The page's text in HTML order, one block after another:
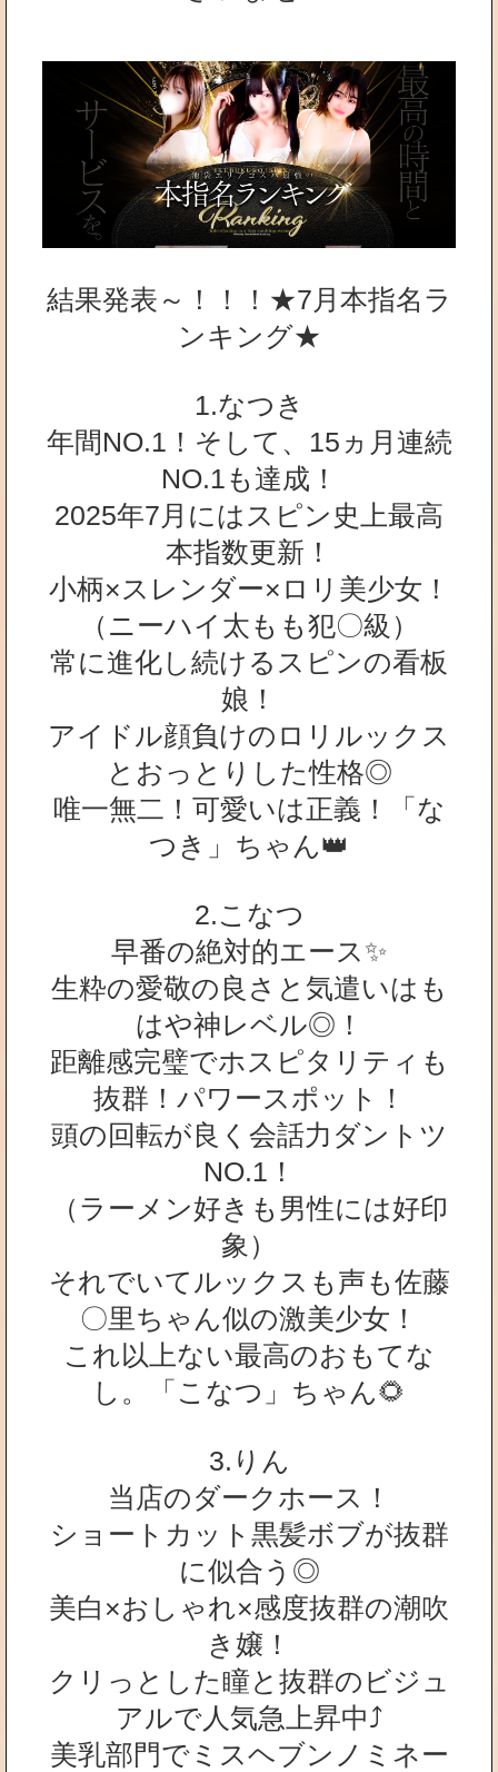
結果発表～！！！★7月本指名ラ
ンキング★
1.なつき
年間NO.1！そして、15ヵ月連続
NO.1も達成！
2025年7月にはスピン史上最高
本指数更新！
小柄×スレンダー×ロリ美少女！
（ニーハイ太もも犯〇級）
常に進化し続けるスピンの看板
娘！
アイドル顔負けのロリルックス
とおっとりした性格◎
唯一無二！可愛いは正義！「な
つき」ちゃん👑
2.こなつ
早番の絶対的エース✨
生粋の愛敬の良さと気遣いはも
はや神レベル◎！
距離感完璧でホスピタリティも
抜群！パワースポット！
頭の回転が良く会話力ダントツ
NO.1！
（ラーメン好きも男性には好印
象）
それでいてルックスも声も佐藤
〇里ちゃん似の激美少女！
これ以上ない最高のおもてな
し。「こなつ」ちゃん🌻
3.りん
当店のダークホース！
ショートカット黒髪ボブが抜群
に似合う◎
美白×おしゃれ×感度抜群の潮吹
き嬢！
クリっとした瞳と抜群のビジュ
アルで人気急上昇中⤴
美乳部門でミスヘブンノミネー